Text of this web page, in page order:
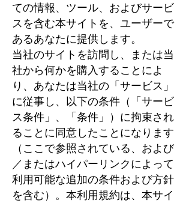
ての情報、ツール、およびサービ
スを含む本サイトを、ユーザーで
あるあなたに提供します。
当社のサイトを訪問し、または当
社から何かを購入することによ
り、あなたは当社の「サービス」
に従事し、以下の条件（「サービ
ス条件」、「条件」）に拘束され
ることに同意したことになります
（ここで参照されている、および
／またはハイパーリンクによって
利用可能な追加の条件および方針
を含む）。本利用規約は、本サイ